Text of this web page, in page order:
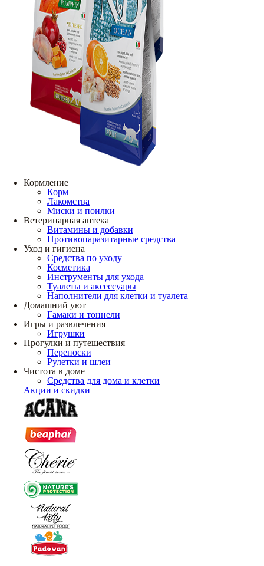
Кормление
Корм
Лакомства
Миски и поилки
Ветеринарная аптека
Витамины и добавки
Противопаразитарные средства
Уход и гигиена
Средства по уходу
Косметика
Инструменты для ухода
Туалеты и аксессуары
Наполнители для клетки и туалета
Домашний уют
Гамаки и тоннели
Игры и развлечения
Игрушки
Прогулки и путешествия
Переноски
Рулетки и шлеи
Чистота в доме
Средства для дома и клетки
Акции и скидки